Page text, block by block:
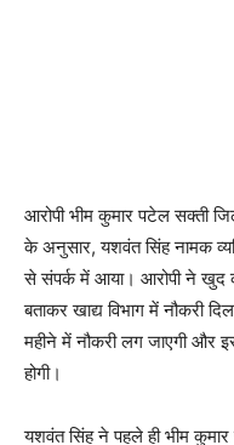
आरोपी भीम कुमार पटेल सक्ती
के अनुसार, यशवंत सिंह नामक
से संपर्क में आया। आरोपी ने खुद
बताकर खाद्य विभाग में नौकरी
महीने में नौकरी लग जाएगी
होगी।
यशवंत सिंह ने पहले ही भीम